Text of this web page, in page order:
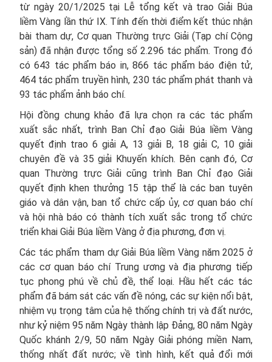
từ ngày 20/1/2025 tại Lễ tổng kết và trao Giải Búa
liềm Vàng lần thứ IX. Tính đến thời điểm kết thúc nhận
bài tham dự, Cơ quan Thường trực Giải (Tạp chí Cộng
sản) đã nhận được tổng số 2.296 tác phẩm. Trong đó
có 643 tác phẩm báo in, 866 tác phẩm báo điện tử,
464 tác phẩm truyền hình, 230 tác phẩm phát thanh và
93 tác phẩm ảnh báo chí.
Hội đồng chung khảo đã lựa chọn ra các tác phẩm
xuất sắc nhất, trình Ban Chỉ đạo Giải Búa liềm Vàng
quyết định trao 6 giải A, 13 giải B, 18 giải C, 10 giải
chuyên đề và 35 giải Khuyến khích. Bên cạnh đó, Cơ
quan Thường trực Giải cũng trình Ban Chỉ đạo Giải
quyết định khen thưởng 15 tập thể là các ban tuyên
giáo và dân vận, ban tổ chức cấp ủy, cơ quan báo chí
và hội nhà báo có thành tích xuất sắc trong tổ chức
triển khai Giải Búa liềm Vàng ở địa phương, đơn vị.
Các tác phẩm tham dự Giải Búa liềm Vàng năm 2025 ở
các cơ quan báo chí Trung ương và địa phương tiếp
tục phong phú về chủ đề, thể loại. Hầu hết các tác
phẩm đã bám sát các vấn đề nóng, các sự kiện nổi bật,
nhiệm vụ trọng tâm của hệ thống chính trị và đất nước,
như kỷ niệm 95 năm Ngày thành lập Đảng, 80 năm Ngày
Quốc khánh 2/9, 50 năm Ngày Giải phóng miền Nam,
thống nhất đất nước; về tình hình, kết quả đổi mới